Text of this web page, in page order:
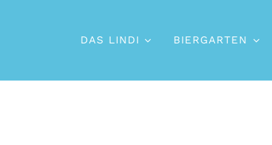
DAS LINDI BIERGARTEN